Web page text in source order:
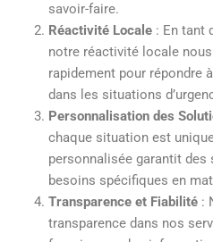
savoir-faire.
Réactivité Locale: En tant
notre réactivité locale
rapidement pour répondre
dans les situations
Personnalisation des
chaque situation est
personnalisée garantit
besoins spécifiques en
Transparence et Fiabilité:
transparence dans nos